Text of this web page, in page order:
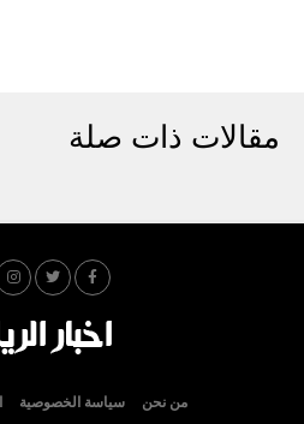
مقالات ذات صلة
من نحن سياسة الخصوصية